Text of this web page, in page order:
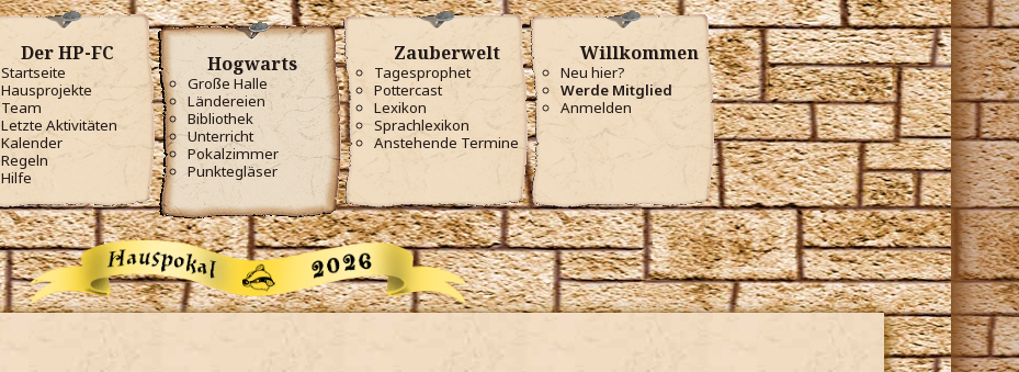
Der HP-FC
Startseite
Hausprojekte
Team
Letzte Aktivitäten
Kalender
Regeln
Hilfe
Hogwarts
Große Halle
Ländereien
Bibliothek
Unterricht
Pokalzimmer
Punktegläser
Zauberwelt
Tagesprophet
Pottercast
Lexikon
Sprachlexikon
Anstehende Termine
Willkommen
Neu hier?
Werde Mitglied
Anmelden